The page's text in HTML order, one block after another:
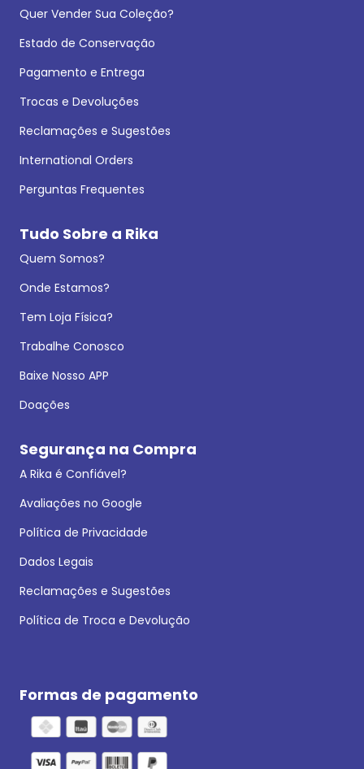
Quer Vender Sua Coleção?
Estado de Conservação
Pagamento e Entrega
Trocas e Devoluções
Reclamações e Sugestões
International Orders
Perguntas Frequentes
Tudo Sobre a Rika
Quem Somos?
Onde Estamos?
Tem Loja Física?
Trabalhe Conosco
Baixe Nosso APP
Doações
Segurança na Compra
A Rika é Confiável?
Avaliações no Google
Política de Privacidade
Dados Legais
Reclamações e Sugestões
Política de Troca e Devolução
Formas de pagamento